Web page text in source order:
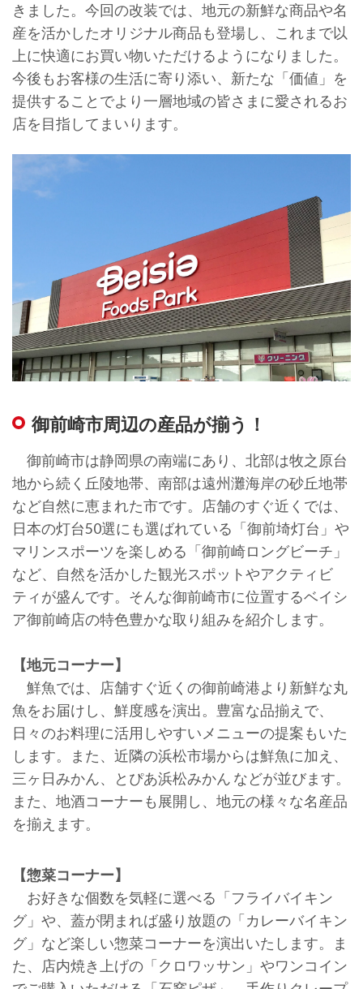
きました。今回の改装では、地元の新鮮な商品や名
産を活かしたオリジナル商品も登場し、これまで以
上に快適にお買い物いただけるようになりました。
今後もお客様の生活に寄り添い、新たな「価値」を
提供することでより一層地域の皆さまに愛されるお
店を目指してまいります。
御前崎市周辺の産品が揃う！
御前崎市は静岡県の南端にあり、北部は牧之原台
地から続く丘陵地帯、南部は遠州灘海岸の砂丘地帯
など自然に恵まれた市です。店舗のすぐ近くでは、
日本の灯台50選にも選ばれている「御前埼灯台」や
マリンスポーツを楽しめる「御前崎ロングビーチ」
など、自然を活かした観光スポットやアクティビ
ティが盛んです。そんな御前崎市に位置するベイシ
ア御前崎店の特色豊かな取り組みを紹介します。
【地元コーナー】
鮮魚では、店舗すぐ近くの御前崎港より新鮮な丸
魚をお届けし、鮮度感を演出。豊富な品揃えで、
日々のお料理に活用しやすいメニューの提案もいた
します。また、近隣の浜松市場からは鮮魚に加え、
三ヶ日みかん、とぴあ浜松みかん などが並びます。
また、地酒コーナーも展開し、地元の様々な名産品
を揃えます。
【惣菜コーナー】
お好きな個数を気軽に選べる「フライバイキン
グ」や、蓋が閉まれば盛り放題の「カレーバイキン
グ」など楽しい惣菜コーナーを演出いたします。ま
た、店内焼き上げの「クロワッサン」やワンコイン